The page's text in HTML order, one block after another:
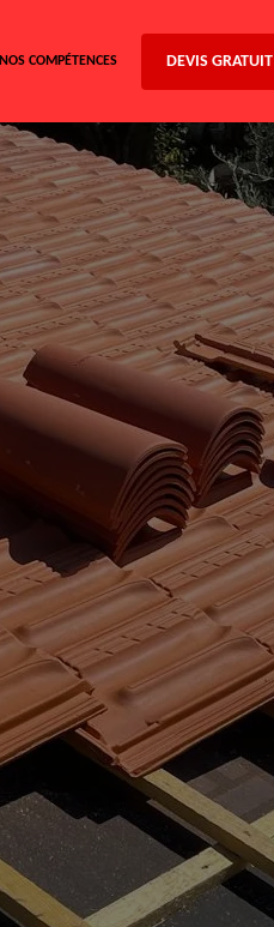
NOS COMPÉTENCES DEVIS GRATUIT